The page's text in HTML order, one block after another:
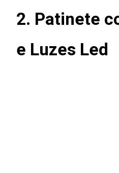
2. Patinete
e Luzes Led